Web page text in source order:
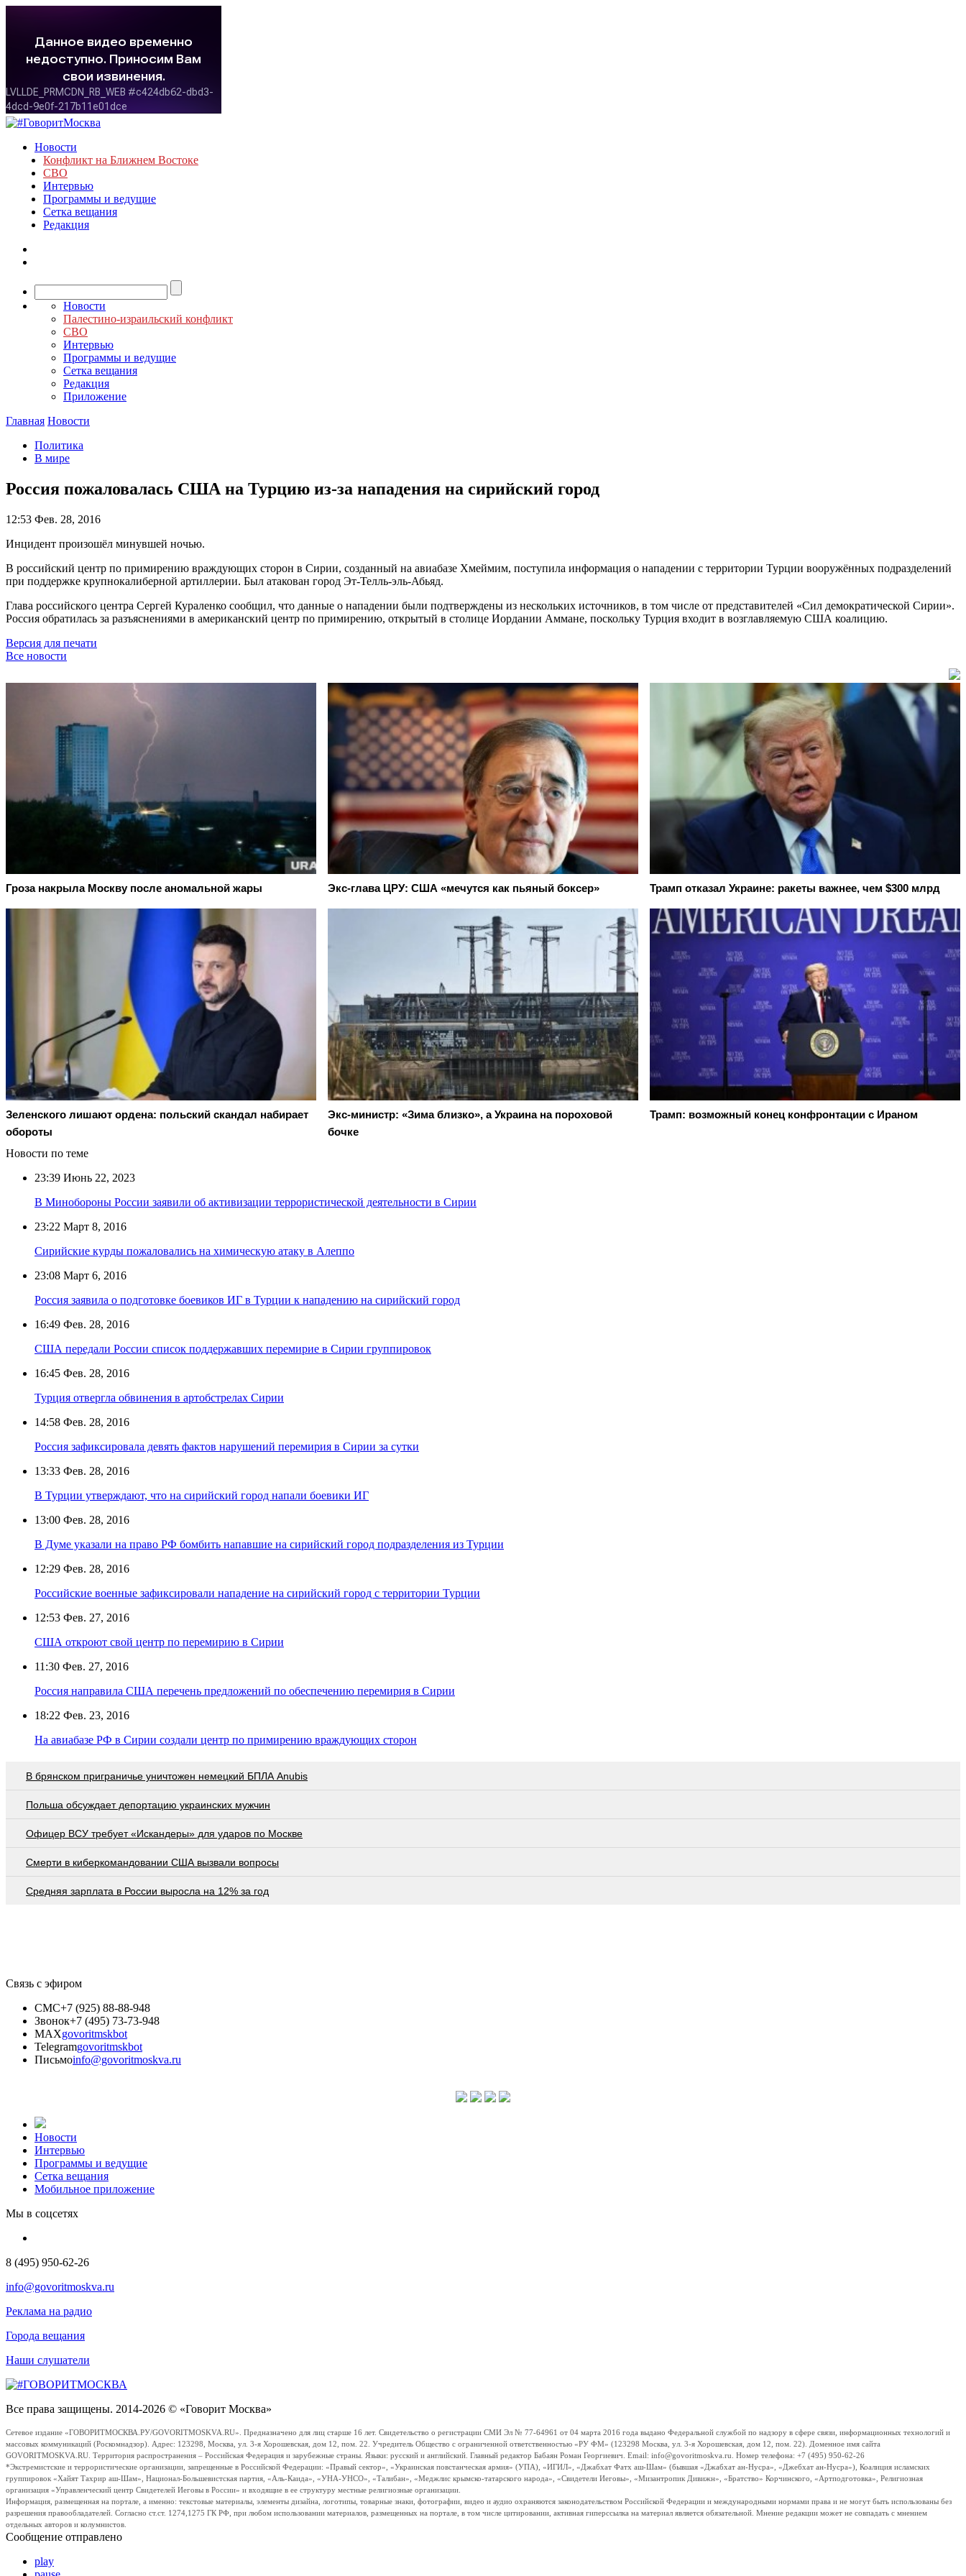
Новости
Конфликт на Ближнем Востоке
СВО
Интервью
Программы и ведущие
Сетка вещания
Редакция
Новости
Палестино-израильский конфликт
СВО
Интервью
Программы и ведущие
Сетка вещания
Редакция
Приложение
Главная Новости
Политика
В мире
Россия пожаловалась США на Турцию из-за нападения на сирийский город
12:53 Фев. 28, 2016
Инцидент произошёл минувшей ночью.
В российский центр по примирению враждующих сторон в Сирии, созданный на авиабазе Хмеймим, поступила информация о нападении с территории Турции вооружённых подразделений
при поддержке крупнокалиберной артиллерии. Был атакован город Эт-Телль-эль-Абьяд.
Глава российского центра Сергей Кураленко сообщил, что данные о нападении были подтверждены из нескольких источников, в том числе от представителей «Сил демократической Сирии».
Россия обратилась за разъяснениями в американский центр по примирению, открытый в столице Иордании Аммане, поскольку Турция входит в возглавляемую США коалицию.
Версия для печати
Все новости
Гроза накрыла Москву после аномальной жары Экс-глава ЦРУ: США «мечутся как пьяный боксер» Трамп отказал Украине: ракеты важнее, чем $300 млрд
Зеленского лишают ордена: польский скандал набирает
обороты
Экс-министр: «Зима близко», а Украина на пороховой
бочке
Трамп: возможный конец конфронтации с Ираном
Новости по теме
23:39 Июнь 22, 2023
В Минобороны России заявили об активизации террористической деятельности в Сирии
23:22 Март 8, 2016
Сирийские курды пожаловались на химическую атаку в Алеппо
23:08 Март 6, 2016
Россия заявила о подготовке боевиков ИГ в Турции к нападению на сирийский город
16:49 Фев. 28, 2016
США передали России список поддержавших перемирие в Сирии группировок
16:45 Фев. 28, 2016
Турция отвергла обвинения в артобстрелах Сирии
14:58 Фев. 28, 2016
Россия зафиксировала девять фактов нарушений перемирия в Сирии за сутки
13:33 Фев. 28, 2016
В Турции утверждают, что на сирийский город напали боевики ИГ
13:00 Фев. 28, 2016
В Думе указали на право РФ бомбить напавшие на сирийский город подразделения из Турции
12:29 Фев. 28, 2016
Российские военные зафиксировали нападение на сирийский город с территории Турции
12:53 Фев. 27, 2016
США откроют свой центр по перемирию в Сирии
11:30 Фев. 27, 2016
Россия направила США перечень предложений по обеспечению перемирия в Сирии
18:22 Фев. 23, 2016
На авиабазе РФ в Сирии создали центр по примирению враждующих сторон
В брянском приграничье уничтожен немецкий БПЛА Anubis
Польша обсуждает депортацию украинских мужчин
Офицер ВСУ требует «Искандеры» для ударов по Москве
Смерти в киберкомандовании США вызвали вопросы
Средняя зарплата в России выросла на 12% за год
Связь с эфиром
СМС+7 (925) 88-88-948
Звонок+7 (495) 73-73-948
MAXgovoritmskbot
Telegramgovoritmskbot
Письмоinfo@govoritmoskva.ru
Новости
Интервью
Программы и ведущие
Сетка вещания
Мобильное приложение
Мы в соцсетях
8 (495) 950-62-26
info@govoritmoskva.ru
Реклама на радио
Города вещания
Наши слушатели
Все права защищены. 2014-2026 © «Говорит Москва»
Сетевое издание «ГОВОРИТМОСКВА.РУ/GOVORITMOSKVA.RU». Предназначено для лиц старше 16 лет. Свидетельство о регистрации СМИ Эл № 77-64961 от 04 марта 2016 года выдано Федеральной службой по надзору в сфере связи, информационных технологий и
массовых коммуникаций (Роскомнадзор). Адрес: 123298, Москва, ул. 3-я Хорошевская, дом 12, пом. 22. Учредитель Общество с ограниченной ответственностью «РУ ФМ» (123298 Москва, ул. 3-я Хорошевская, дом 12, пом. 22). Доменное имя сайта
GOVORITMOSKVA.RU. Территория распространения – Российская Федерация и зарубежные страны. Языки: русский и английский. Главный редактор Бабаян Роман Георгиевич. Email: info@govoritmoskva.ru. Номер телефона: +7 (495) 950-62-26
*Экстремистские и террористические организации, запрещенные в Российской Федерации: «Правый сектор», «Украинская повстанческая армия» (УПА), «ИГИЛ», «Джабхат Фатх аш-Шам» (бывшая «Джабхат ан-Нусра», «Джебхат ан-Нусра»), Коалиция исламских
группировок «Хайят Тахрир аш-Шам», Национал-Большевистская партия, «Аль-Каида», «УНА-УНСО», «Талибан», «Меджлис крымско-татарского народа», «Свидетели Иеговы», «Мизантропик Дивижн», «Братство» Корчинского, «Артподготовка», Религиозная
организация «Управленческий центр Свидетелей Иеговы в России» и входящие в ее структуру местные религиозные организации.
Информация, размещенная на портале, а именно: текстовые материалы, элементы дизайна, логотипы, товарные знаки, фотографии, видео и аудио охраняются законодательством Российской Федерации и международными нормами права и не могут быть использованы без
разрешения правообладателей. Согласно ст.ст. 1274,1275 ГК РФ, при любом использовании материалов, размещенных на портале, в том числе цитировании, активная гиперссылка на материал является обязательной. Мнение редакции может не совпадать с мнением
отдельных авторов и колумнистов.
Сообщение отправлено
play